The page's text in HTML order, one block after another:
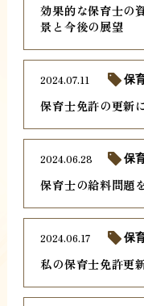
効果的な保育士の
景と今後の展望
保育士免許の更新
2024.07.11 保
保育士の給料問題
2024.06.28 保
私の保育士免許更
2024.06.17 保